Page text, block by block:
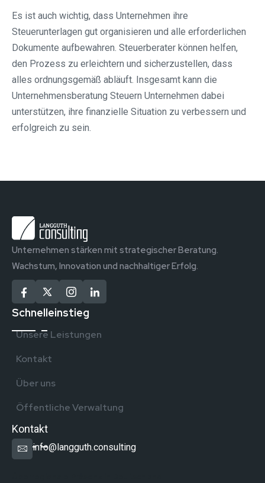
Es ist auch wichtig, dass Unternehmen ihre
Steuerunterlagen gut organisieren und alle erforderlichen
Dokumente aufbewahren. Steuerberater können helfen,
den Prozess zu erleichtern und sicherzustellen, dass
alles ordnungsgemäß abläuft. Insgesamt kann die
Unternehmensberatung Steuern Unternehmen dabei
unterstützen, ihre finanzielle Situation zu verbessern und
erfolgreich zu sein.
Unternehmen stärken mit strategischer Beratung.
Wachstum, Innovation und nachhaltiger Erfolg.
Schnelleinstieg
Unsere Leistungen
Kontakt
Über uns
Öffentliche Verwaltung
Kontakt
info@langguth.consulting